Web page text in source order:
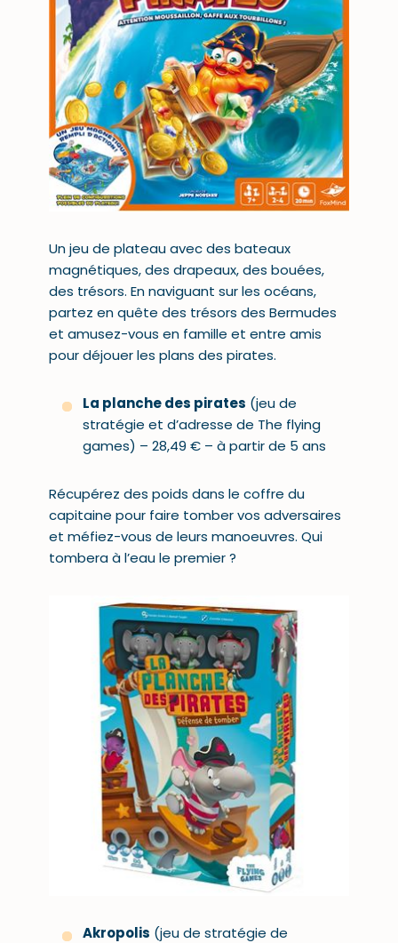
Un jeu de plateau avec des bateaux
magnétiques, des drapeaux, des bouées,
des trésors. En naviguant sur les océans,
partez en quête des trésors des Bermudes
et amusez-vous en famille et entre amis
pour déjouer les plans des pirates.
La planche des pirates (jeu de
stratégie et d’adresse de The flying
games) – 28,49 € – à partir de 5 ans
Récupérez des poids dans le coffre du
capitaine pour faire tomber vos adversaires
et méfiez-vous de leurs manoeuvres. Qui
tombera à l’eau le premier ?
Akropolis (jeu de stratégie de